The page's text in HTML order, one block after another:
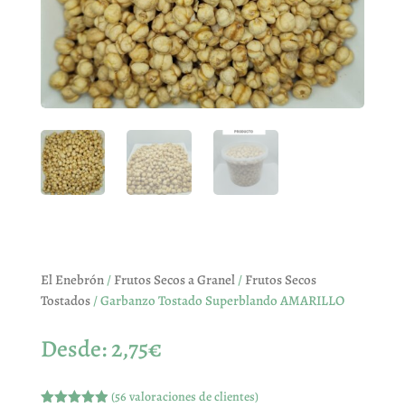
El Enebrón/ Frutos Secos a Granel/ Frutos Secos
Tostados/ Garbanzo Tostado Superblando AMARILLO
Desde:2,75€
(56 valoraciones de clientes)